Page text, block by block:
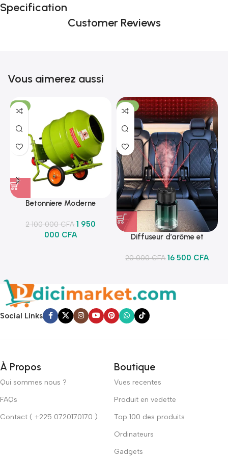
Specification
Customer Reviews
Vous aimerez aussi
-7%
Betonniere Moderne
2 100 000CFA 1 950
000 CFA
-18%
Diffuseur d’arôme et
20 000CFA 16 500 CFA
Social Links
À Propos
Qui sommes nous ?
FAQs
Contact ( +225 0720170170 )
Boutique
Vues recentes
Produit en vedette
Top 100 des produits
Ordinateurs
Gadgets